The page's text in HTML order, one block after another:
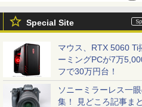
Special Site
マウス、RTX 5060 Ti
ーミングPCが7万
フで30万円台！
ソニーミラーレス一
集！ 見どころ記事ま